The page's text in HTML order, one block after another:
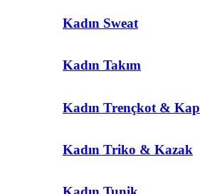
Kadın Sweat
Kadın Takım
Kadın Trençkot & Kap
Kadın Triko & Kazak